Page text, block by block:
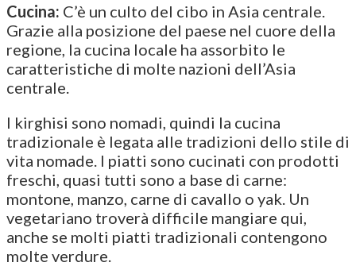
Cucina: C’è un culto del cibo in Asia centrale.
Grazie alla posizione del paese nel cuore della
regione, la cucina locale ha assorbito le
caratteristiche di molte nazioni dell’Asia
centrale.
I kirghisi sono nomadi, quindi la cucina
tradizionale è legata alle tradizioni dello stile di
vita nomade. I piatti sono cucinati con prodotti
freschi, quasi tutti sono a base di carne:
montone, manzo, carne di cavallo o yak. Un
vegetariano troverà difficile mangiare qui,
anche se molti piatti tradizionali contengono
molte verdure.